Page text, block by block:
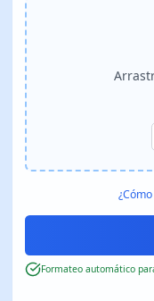
Formateo automático